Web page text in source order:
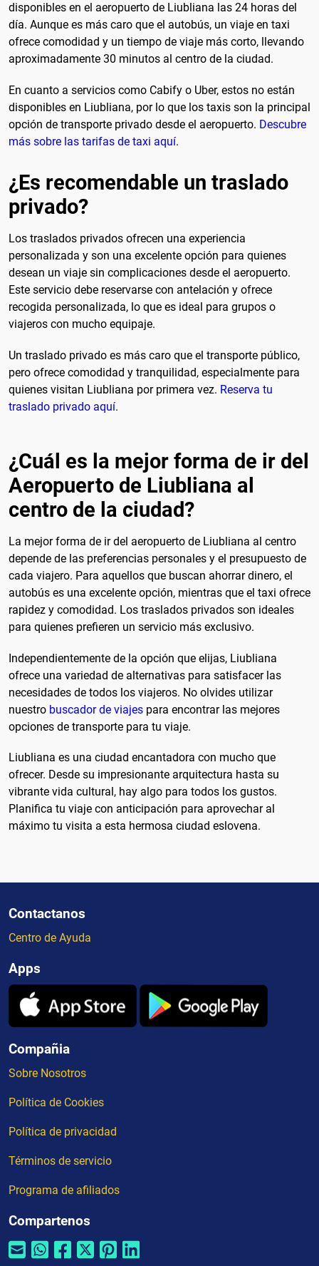
disponibles en el aeropuerto de Liubliana las 24 horas del
día. Aunque es más caro que el autobús, un viaje en taxi
ofrece comodidad y un tiempo de viaje más corto, llevando
aproximadamente 30 minutos al centro de la ciudad.
En cuanto a servicios como Cabify o Uber, estos no están
disponibles en Liubliana, por lo que los taxis son la principal
opción de transporte privado desde el aeropuerto. Descubre
más sobre las tarifas de taxi aquí.
¿Es recomendable un traslado
privado?
Los traslados privados ofrecen una experiencia
personalizada y son una excelente opción para quienes
desean un viaje sin complicaciones desde el aeropuerto.
Este servicio debe reservarse con antelación y ofrece
recogida personalizada, lo que es ideal para grupos o
viajeros con mucho equipaje.
Un traslado privado es más caro que el transporte público,
pero ofrece comodidad y tranquilidad, especialmente para
quienes visitan Liubliana por primera vez. Reserva tu
traslado privado aquí.
¿Cuál es la mejor forma de ir del
Aeropuerto de Liubliana al
centro de la ciudad?
La mejor forma de ir del aeropuerto de Liubliana al centro
depende de las preferencias personales y el presupuesto de
cada viajero. Para aquellos que buscan ahorrar dinero, el
autobús es una excelente opción, mientras que el taxi ofrece
rapidez y comodidad. Los traslados privados son ideales
para quienes prefieren un servicio más exclusivo.
Independientemente de la opción que elijas, Liubliana
ofrece una variedad de alternativas para satisfacer las
necesidades de todos los viajeros. No olvides utilizar
nuestro buscador de viajes para encontrar las mejores
opciones de transporte para tu viaje.
Liubliana es una ciudad encantadora con mucho que
ofrecer. Desde su impresionante arquitectura hasta su
vibrante vida cultural, hay algo para todos los gustos.
Planifica tu viaje con anticipación para aprovechar al
máximo tu visita a esta hermosa ciudad eslovena.
Contactanos
Centro de Ayuda
Apps
Compañia
Sobre Nosotros
Política de Cookies
Política de privacidad
Términos de servicio
Programa de afiliados
Compartenos